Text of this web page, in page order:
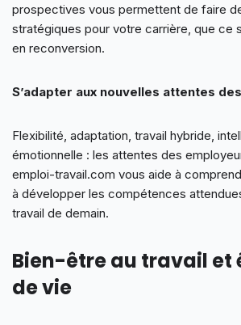
prospectives vous permettent de faire
stratégiques pour votre carrière, que ce
en reconversion.
S’adapter aux nouvelles attentes
Flexibilité, adaptation, travail hybride,
émotionnelle : les attentes des
emploi-travail.com vous aide à
à développer les compétences
travail de demain.
Bien-être au travail et
de vie